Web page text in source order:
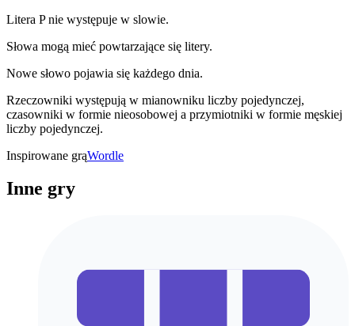
Litera P nie występuje w slowie.
Słowa mogą mieć powtarzające się litery.
Nowe słowo pojawia się każdego dnia.
Rzeczowniki występują w mianowniku liczby pojedynczej,
czasowniki w formie nieosobowej a przymiotniki w formie męskiej
liczby pojedynczej.
Inspirowane grąWordle
Inne gry